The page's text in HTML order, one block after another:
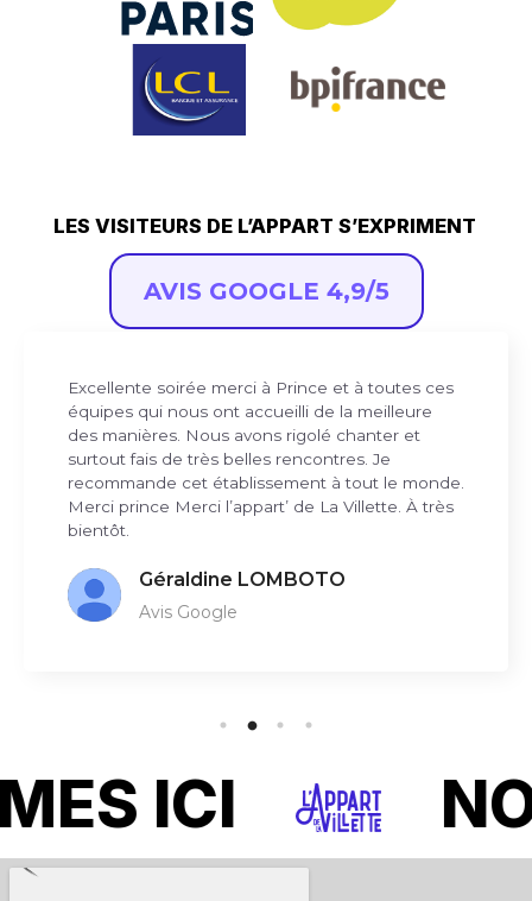
LES VISITEURS DE L’APPART S’EXPRIMENT
Un lieu unique, chaleureux, très agréable et
surtout safe. Une programmation riche et
diversifiée. L’équipe est au top! Cocktails sympa.
Je recommande et je soutiens !
François Gomis
NOUS